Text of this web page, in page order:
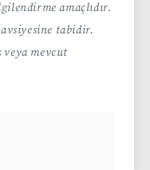
amaçlıdır.
tabidir.
veya mevcut